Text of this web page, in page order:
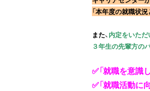
「本年度の就職状
また、内定をいただ
３年生の先輩方の
✅「就職を意識
✅「就職活動に